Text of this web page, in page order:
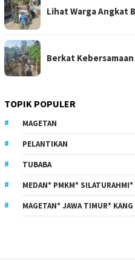
Lihat Warga Angkat
Berkat
TOPIK POPULER
MAGETAN
PELANTIKAN
TUBABA
MEDAN* PMKM* SILATURAHMI*
MAGETAN* JAWA TIMUR*